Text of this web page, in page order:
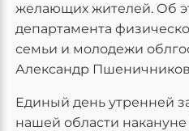
желающих жителей. Об
департамента
семьи и молодежи
Александр
Единый день утренней
нашей области